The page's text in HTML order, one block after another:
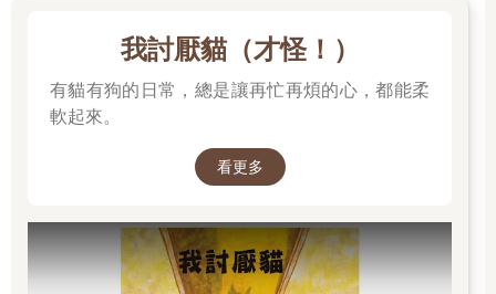
我討厭貓（才怪！）
有貓有狗的日常，總是讓再忙再煩的心，都能柔
軟起來。
看更多